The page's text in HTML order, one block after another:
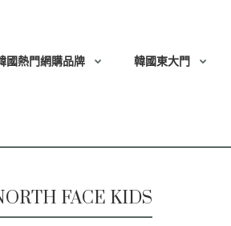
國熱門網購品牌 韓國東大門
FACE KIDS